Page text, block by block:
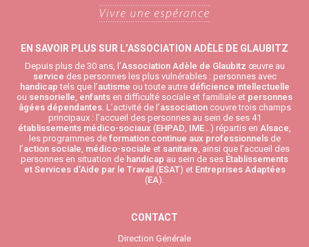
EN SAVOIR PLUS SUR L’ASSOCIATION ADÈLE DE GLAUBITZ
Depuis plus de 30 ans, l’Association Adèle de Glaubitz œuvre au
service des personnes les plus vulnérables : personnes avec
handicap tels que l’autisme ou toute autredéficience intellectuelle
ou sensorielle enfants en difficulté sociale et familiale et personnes
âgées dépendantes. L’activité de l’associationcouvre trois champs
principaux : l’accueil des personnes au sein de ses 41
établissements médico-sociaux (EHPAD IME …) répartis en Alsace
les programmes de formation continue aux professionnelsde
l’action sociale médico-sociale et sanitaire , ainsi que l’accueil des
personnes en situation de handicap au sein de ses Établissements
et Services d’Aide par le Travail (ESAT) et Entreprises Adaptées
(EA).
CONTACT
Direction Générale